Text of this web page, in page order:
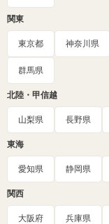
関東
東京都 神奈川県
群馬県
北陸・甲信越
山梨県 長野県
東海
愛知県 静岡県
関西
大阪府 兵庫県